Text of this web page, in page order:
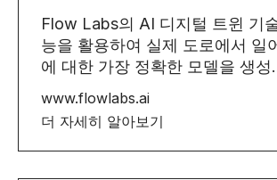
Flow Labs의 AI 디지털 트윈 기
능을 활용하여 실제 도로에서 일
에 대한 가장 정확한 모델을 생성
www.flowlabs.ai
더 자세히 알아보기